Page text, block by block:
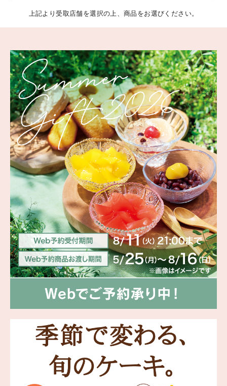
上記より受取店舗を選択の上、商品をお選びください。
海外 Overseas shops
Malaysia
UAE
Thailand